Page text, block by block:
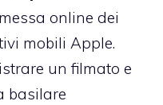
online dei
mobili Apple.
un filmato e
basilare